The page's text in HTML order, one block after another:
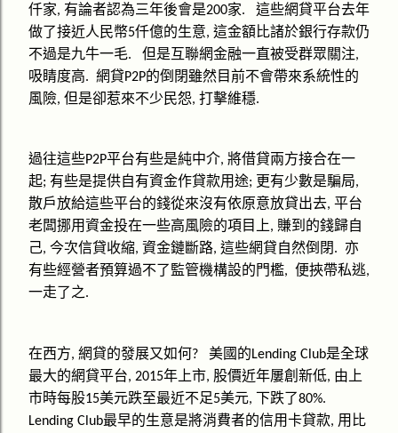
仟家, 有論者認為三年後會是200家.
這些網貸平台去年
做了接近人民幣5仟億的生意, 這金額比諸於銀行存款仍
不過是九牛一毛. 但是互聯網金融一直被受群眾關注,
吸睛度高. 網貸P2P的倒閉雖然目前不會帶來系統性的
風險, 但是卻惹來不少民怨, 打擊維穩.
過往這些P2P平台有些是純中介, 將借貸兩方接合在一
起; 有些是提供自有資金作貸款用途; 更有少數是騙局,
散戶放給這些平台的錢從來沒有依原意放貸出去, 平台
老闆挪用資金投在一些高風險的項目上, 賺到的錢歸自
己, 今次信貸收縮, 資金鏈斷路, 這些網貸自然倒閉.
亦
有些經營者預算過不了監管機構設的門檻, 便挾帶私逃,
一走了之.
在西方, 網貸的發展又如何? 美國的Lending Club是全球
最大的網貸平台, 2015年上市, 股價近年屢創新低, 由上
市時每股15美元跌至最近不足5美元, 下跌了80%.
Lending Club最早的生意是將消費者的信用卡貸款, 用比